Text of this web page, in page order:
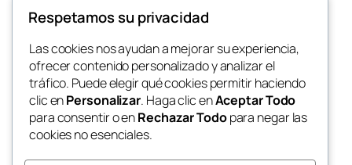
Twenty Twenty-Five Diseñado conWordPress
Respetamos su privacidad
Las cookies nos ayudan a mejorar su experiencia,
ofrecer contenido personalizado y analizar el
tráfico. Puede elegir qué cookies permitir haciendo
clic enPersonalizar. Haga clic enAceptar Todo
para consentir o enRechazar Todopara negar las
cookies no esenciales.